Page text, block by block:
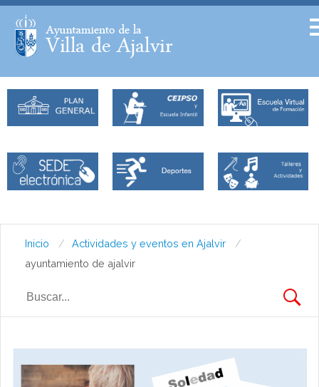
Inicio
Actividades y eventos en Ajalvir
ayuntamiento de ajalvir